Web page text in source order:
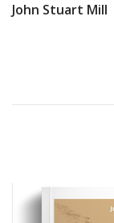
John Stuart Mill